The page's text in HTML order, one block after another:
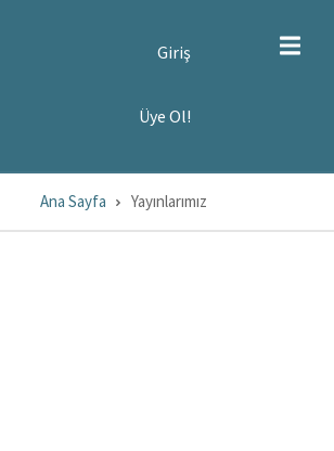
Giriş
Üye Ol!
Ana Sayfa Yayınlarımız